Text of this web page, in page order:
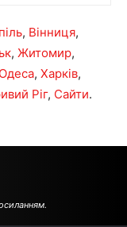
, Вінниця,
, Житомир,
Одеса, Харків,
Ріг, Сайти.